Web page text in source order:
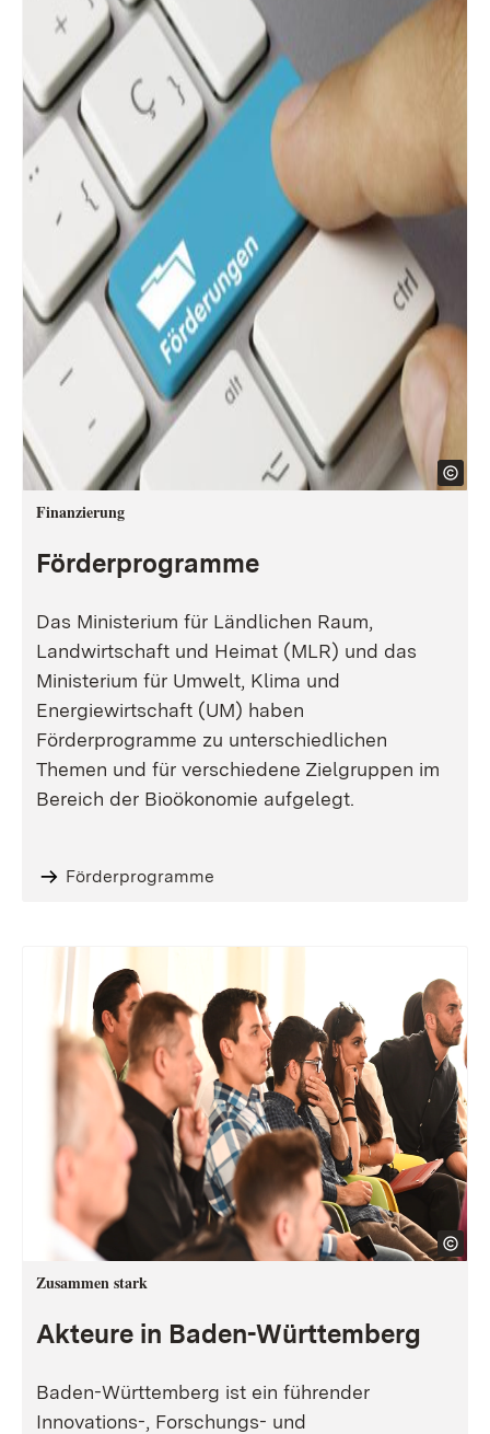
Finanzierung
Förderprogramme
Das Ministerium für Ländlichen Raum,
Landwirtschaft und Heimat (MLR) und das
Ministerium für Umwelt, Klima und
Energiewirtschaft (UM) haben
Förderprogramme zu unterschiedlichen
Themen und für verschiedene Zielgruppen im
Bereich der Bioökonomie aufgelegt.
Förderprogramme
Zusammen stark
Akteure in Baden-Württemberg
Baden-Württemberg ist ein führender
Innovations-, Forschungs- und